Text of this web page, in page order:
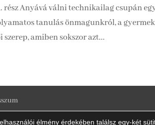
rész Anyává válni technikailag csupán
tanulás önmagunkról, a
amiben sokszor azt...
élmény érdekében találsz egy-két